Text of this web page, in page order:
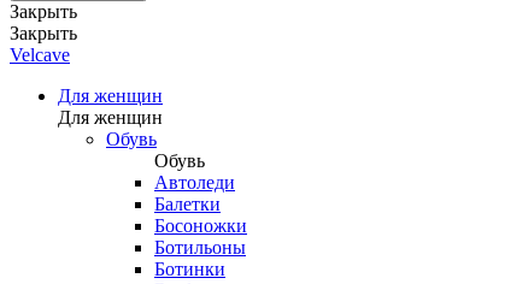
Закрыть
Закрыть
Velcave
Для женщин
Для женщин
Обувь
Обувь
Автоледи
Балетки
Босоножки
Ботильоны
Ботинки